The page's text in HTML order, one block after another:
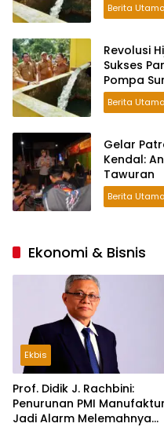
Berita Utama
Revolusi
Sukses
Pompa
Berita Utama
Gelar
Kendal:
Tawuran
Berita Utama
Ekonomi & Bisnis
Ekbis
Prof. Didik J. Rachbini:
Penurunan PMI Manufaktur
Jadi Alarm Melemahnya